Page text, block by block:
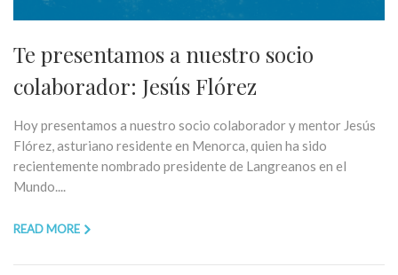
Te presentamos a nuestro socio
colaborador: Jesús Flórez
Hoy presentamos a nuestro socio colaborador y mentor Jesús
Flórez, asturiano residente en Menorca, quien ha sido
recientemente nombrado presidente de Langreanos en el
Mundo....
READ MORE